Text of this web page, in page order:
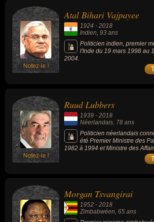
de la politique ou de la guerre. Ces célébrités
avoir été artiste, écrivain, homme d'état, poète,
ministre, militaire, président, victime, victime
de meurtre. En ce qui concerne leurs
leurs morts, ils peuvent avoir été indien,
ou ukrainien par exemple.
Notez-le !
Atal Bihari Vajpayee
1924 - 2018
Indien, 93 ans
Politicien indien, premier
l'Inde du 19 mars 1998 au
2004.
Notez-le !
Ruud Lubbers
1939 - 2018
Néerlandais , 78 ans
Politicien néerlandais
été Premier Ministre des
1982 à 1994 et Ministre des
économiques de 1973 à 1977,
également Haut Commissaire
Morgan Tsvangirai
1952 - 2018
Zimbabwéen, 65 ans